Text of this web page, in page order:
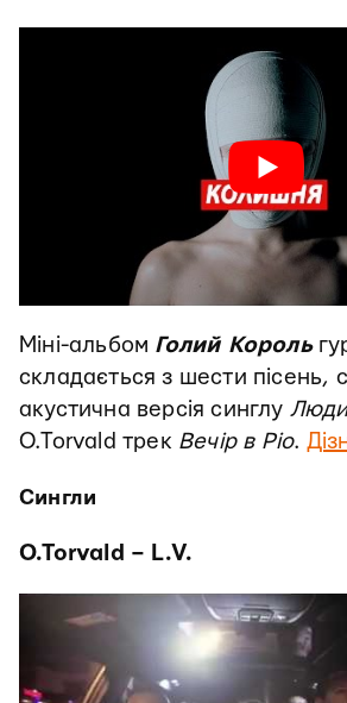
Міні-альбом Голий Король
складається з шести пісень,
акустична версія синглу
O.Torvald трек Вечір в Ріо.
Сингли
O.Torvald – L.V.